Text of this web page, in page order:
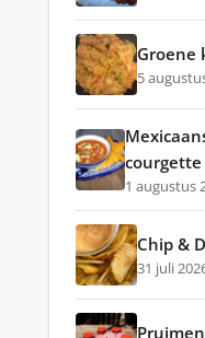
Groene
5
courgette
1 augustus
Chip &
31 juli